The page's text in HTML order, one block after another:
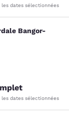
les dates sélectionnées
Bangor-
les dates sélectionnées